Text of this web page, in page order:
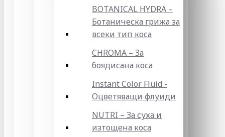
BOTANICAL HYDRA –
Ботаническа грижа за
всеки тип коса
CHROMA – За
боядисана коса
Instant Color Fluid -
Оцветяващи флуиди
NUTRI – За суха и
изтощена коса